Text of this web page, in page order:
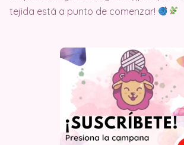
tejida está a punto de comenzar!